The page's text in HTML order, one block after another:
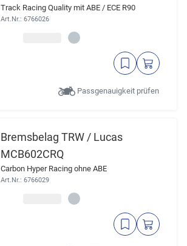
Track Racing Quality mit ABE / ECE R90
Art.Nr.: 6766026
Passgenauigkeit prüfen
Bremsbelag TRW / Lucas
MCB602CRQ
Carbon Hyper Racing ohne ABE
Art.Nr.: 6766029